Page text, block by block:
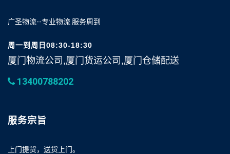
广圣物流--专业物流 服务周到
周一到周日08:30-18:30
厦门物流公司,厦门货运公司,厦门仓储配送
13400788202
服务宗旨
上门提货，送货上门。